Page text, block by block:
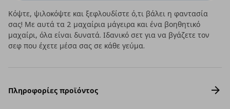
Κόψτε, ψιλοκόψτε και ξεφλουδίστε ό,τι βάλει η φαντασία
σας! Με αυτά τα 2 μαχαίρια μάγειρα και ένα βοηθητικό
μαχαίρι, όλα είναι δυνατά. Ιδανικό σετ για να βγάζετε τον
σεφ που έχετε μέσα σας σε κάθε γεύμα.
Πληροφορίες προϊόντος